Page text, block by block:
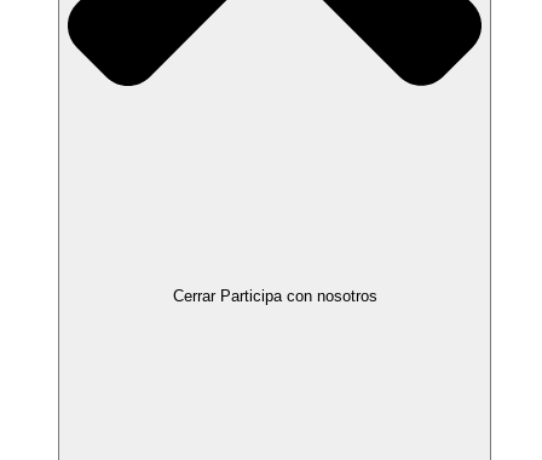
Cerrar Participa con nosotros